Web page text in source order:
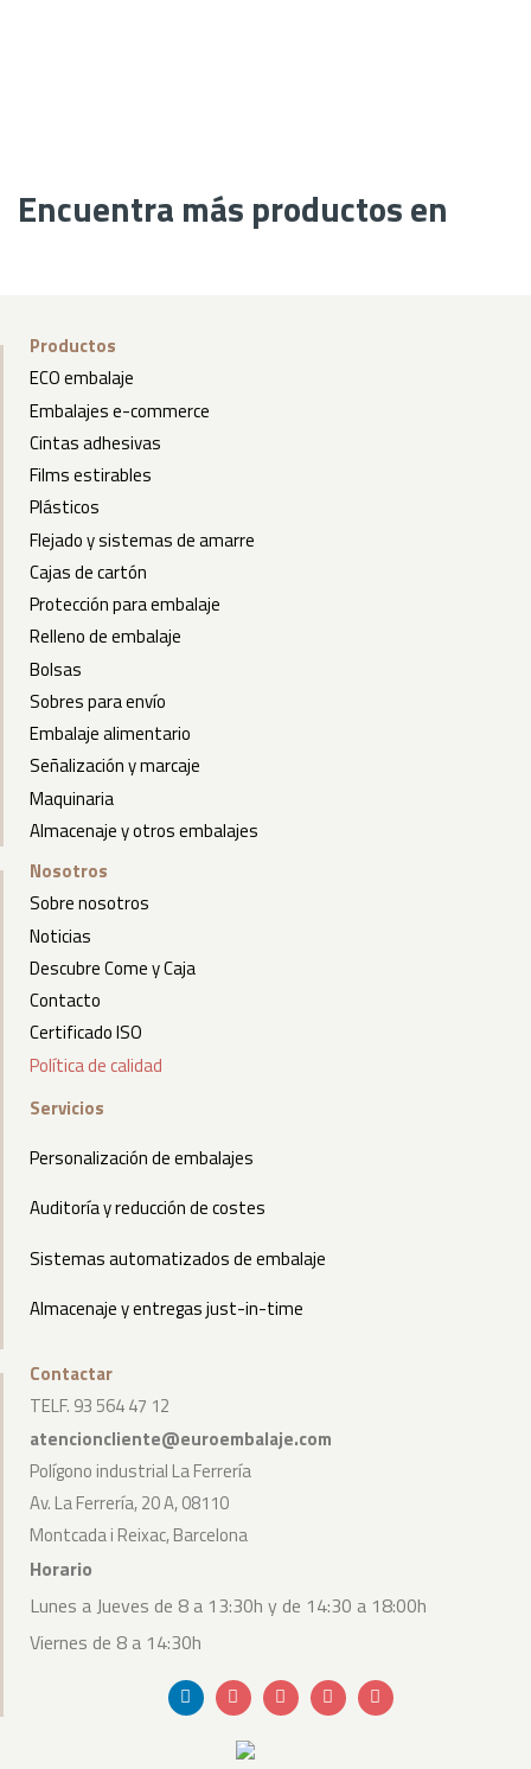
Encuentra más productos en
Productos
ECO embalaje
Embalajes e-commerce
Cintas adhesivas
Films estirables
Plásticos
Flejado y sistemas de amarre
Cajas de cartón
Protección para embalaje
Relleno de embalaje
Bolsas
Sobres para envío
Embalaje alimentario
Señalización y marcaje
Maquinaria
Almacenaje y otros embalajes
Nosotros
Sobre nosotros
Noticias
Descubre Come y Caja
Contacto
Certificado ISO
Política de calidad
Servicios
Personalización de embalajes
Auditoría y reducción de costes
Sistemas automatizados de embalaje
Almacenaje y entregas just-in-time
Contactar
TELF. 93 564 47 12
atencioncliente@euroembalaje.com
Polígono industrial La Ferrería
Av. La Ferrería, 20 A, 08110
Montcada i Reixac, Barcelona
Horario
Lunes a Jueves de 8 a 13:30h y de 14:30 a 18:00h
Viernes de 8 a 14:30h